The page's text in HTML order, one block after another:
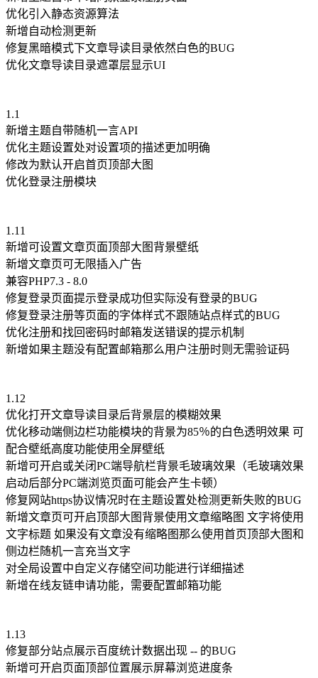
优化引入静态资源算法
新增自动检测更新
修复黑暗模式下文章导读目录依然白色的BUG
优化文章导读目录遮罩层显示UI
1.1
新增主题自带随机一言API
优化主题设置处对设置项的描述更加明确
修改为默认开启首页顶部大图
优化登录注册模块
1.11
新增可设置文章页面顶部大图背景壁纸
新增文章页可无限插入广告
兼容PHP7.3 - 8.0
修复登录页面提示登录成功但实际没有登录的BUG
修复登录注册等页面的字体样式不跟随站点样式的BUG
优化注册和找回密码时邮箱发送错误的提示机制
新增如果主题没有配置邮箱那么用户注册时则无需验证码
1.12
优化打开文章导读目录后背景层的模糊效果
优化移动端侧边栏功能模块的背景为85％的白色透明效果 可
配合壁纸高度功能使用全屏壁纸
新增可开启或关闭PC端导航栏背景毛玻璃效果（毛玻璃效果
启动后部分PC端浏览页面可能会产生卡顿）
修复网站https协议情况时在主题设置处检测更新失败的BUG
新增文章页可开启顶部大图背景使用文章缩略图 文字将使用
文字标题 如果没有文章没有缩略图那么使用首页顶部大图和
侧边栏随机一言充当文字
对全局设置中自定义存储空间功能进行详细描述
新增在线友链申请功能，需要配置邮箱功能
1.13
修复部分站点展示百度统计数据出现 -- 的BUG
新增可开启页面顶部位置展示屏幕浏览进度条